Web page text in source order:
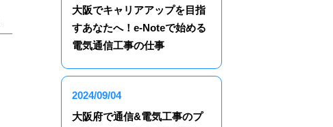
大阪でキャリアアップを目指
すあなたへ！e-Noteで始める
電気通信工事の仕事
2024/09/04
大阪府で通信&電気工事のプ